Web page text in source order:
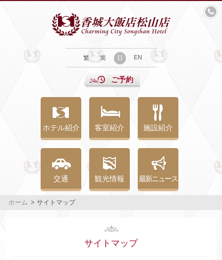
繁 简 日 EN
ご予約
ホテル紹介 客室紹介 施設紹介
交通 観光情報 最新ニュース
ホーム > サイトマップ
サイトマップ